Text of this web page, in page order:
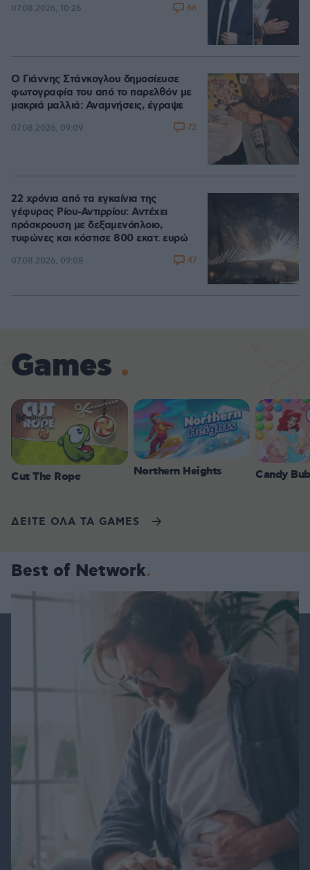
07.08.2026, 10:26 66
Ο Γιάννης Στάνκογλου δημοσίευσε
φωτογραφία του από το παρελθόν με
μακριά μαλλιά: Αναμνήσεις, έγραψε
07.08.2026, 09:09 72
22 χρόνια από τα εγκαίνια της
γέφυρας Ρίου-Αντιρρίου: Αντέχει
πρόσκρουση με δεξαμενόπλοιο,
τυφώνες και κόστισε 800 εκατ. ευρώ
07.08.2026, 09:08 47
Games
Cut The Rope Northern Heights Candy
ΔΕΙΤΕ ΟΛΑ ΤΑ GAMES
Best of Network